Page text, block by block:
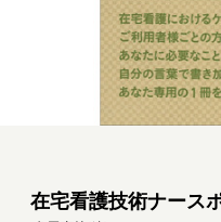
在宅看護技術ナース